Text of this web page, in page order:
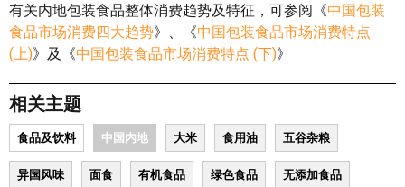
有关内地包装食品整体消费趋势及特征，可参阅《中国包装
食品市场消费四大趋势》、《中国包装食品市场消费特点
(上)》及《中国包装食品市场消费特点 (下)》
相关主题
食品及饮料 中国内地 大米 食用油 五谷杂粮
异国风味 面食 有机食品 绿色食品 无添加食品